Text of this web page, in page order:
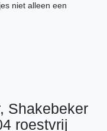
niet alleen een
Shakebeker
roestvrij